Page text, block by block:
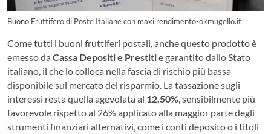
Buono Fruttifero di Poste Italiane con maxi rendimento-okmugello.it
Come tutti i buoni fruttiferi postali, anche questo prodotto è
emesso da Cassa Depositi e Prestitie garantito dallo Stato
italiano, il che lo colloca nella fascia di rischio più bassa
disponibile sul mercato del risparmio. La tassazione sugli
interessi resta quella agevolata al 12,50%, sensibilmente più
favorevole rispetto al 26% applicato alla maggior parte degli
strumenti finanziari alternativi, come i conti deposito o i titoli